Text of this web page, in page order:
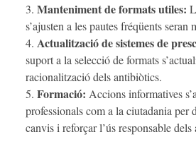
Manteniment de formats utiles:
s’ajusten a les pautes fréqüents seran
Actualització de sistemes de
suport a la selecció de formats
racionalització dels antibiòtics.
Formació: Accions informatives
professionals com a la ciutadania per
canvis i reforçar l’ús responsable